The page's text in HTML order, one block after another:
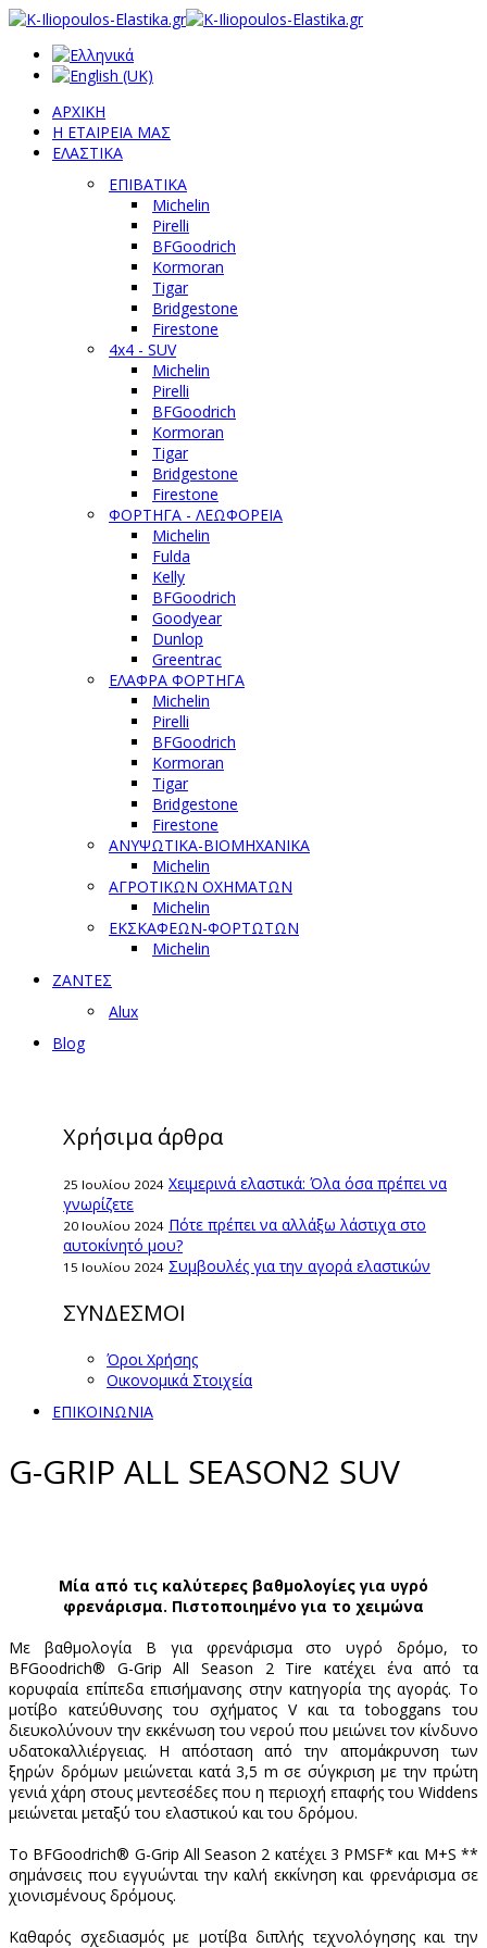
ΑΡΧΙΚΗ
Η ΕΤΑΙΡΕΙΑ ΜΑΣ
ΕΛΑΣΤΙΚΑ
ΕΠΙΒΑΤΙΚΑ
Michelin
Pirelli
BFGoodrich
Kormoran
Tigar
Bridgestone
Firestone
4x4 - SUV
Michelin
Pirelli
BFGoodrich
Kormoran
Tigar
Bridgestone
Firestone
ΦΟΡΤΗΓΑ - ΛΕΩΦΟΡΕΙΑ
Michelin
Fulda
Kelly
BFGoodrich
Goodyear
Dunlop
Greentrac
ΕΛΑΦΡΑ ΦΟΡΤΗΓΑ
Michelin
Pirelli
BFGoodrich
Kormoran
Tigar
Bridgestone
Firestone
ΑΝΥΨΩΤΙΚΑ-ΒΙΟΜΗΧΑΝΙΚΑ
Michelin
ΑΓΡΟΤΙΚΩΝ ΟΧΗΜΑΤΩΝ
Michelin
ΕΚΣΚΑΦΕΩΝ-ΦΟΡΤΩΤΩΝ
Michelin
ΖΑΝΤΕΣ
Alux
Blog
Χρήσιμα άρθρα
25 Ιουλίου 2024 Χειμερινά ελαστικά: Όλα όσα πρέπει να
γνωρίζετε
20 Ιουλίου 2024 Πότε πρέπει να αλλάξω λάστιχα στο
αυτοκίνητό μου?
15 Ιουλίου 2024 Συμβουλές για την αγορά ελαστικών
ΣΥΝΔΕΣΜΟΙ
Όροι Χρήσης
Οικονομικά Στοιχεία
ΕΠΙΚΟΙΝΩΝΙΑ
G-GRIP ALL SEASON2 SUV
Μία από τις καλύτερες βαθμολογίες για υγρό
φρενάρισμα. Πιστοποιημένο για το χειμώνα
Με βαθμολογία Β για φρενάρισμα στο υγρό δρόμο, το
BFGoodrich® G-Grip All Season 2 Tire κατέχει ένα από τα
κορυφαία επίπεδα επισήμανσης στην κατηγορία της αγοράς. Το
μοτίβο κατεύθυνσης του σχήματος V και τα toboggans του
διευκολύνουν την εκκένωση του νερού που μειώνει τον κίνδυνο
υδατοκαλλιέργειας. Η απόσταση από την απομάκρυνση των
ξηρών δρόμων μειώνεται κατά 3,5 m σε σύγκριση με την πρώτη
γενιά χάρη στους μεντεσέδες που η περιοχή επαφής του Widdens
μειώνεται μεταξύ του ελαστικού και του δρόμου.
Το BFGoodrich® G-Grip All Season 2 κατέχει 3 PMSF* και M+S **
σημάνσεις που εγγυώνται την καλή εκκίνηση και φρενάρισμα σε
χιονισμένους δρόμους.
Καθαρός σχεδιασμός με μοτίβα διπλής τεχνολόγησης και την